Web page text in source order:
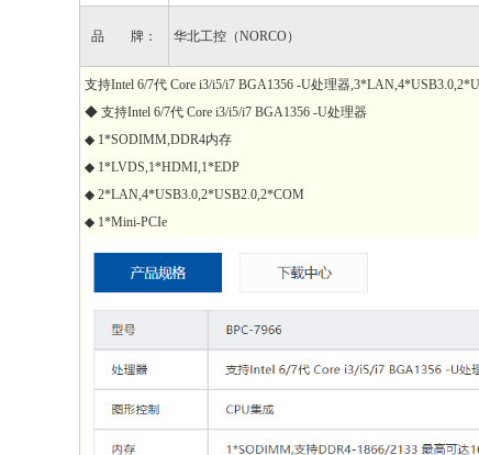
品 牌： 华北工控（NORCO）
支持Intel 6/7代 Core i3/i5/i7 BGA1356 -U处理器
◆ 支持Intel 6/7代 Core i3/i5/i7 BGA1356 -U处理器
◆ 1*SODIMM,DDR4内存
◆ 1*LVDS,1*HDMI,1*EDP
◆ 2*LAN,4*USB3.0,2*USB2.0,2*COM
◆ 1*Mini-PCIe